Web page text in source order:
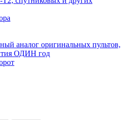
аналог оригинальных пультов,
ОДИН год